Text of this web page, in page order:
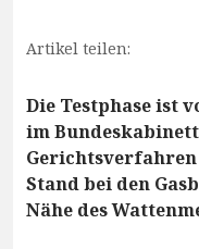
Artikel teilen:
Die Testphase ist
im
Stand bei den
Nähe des